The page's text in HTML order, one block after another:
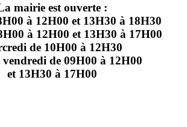
mairie est ouverte :
à 12H00 et 13H30 à 18H30
à 12H00 et 13H30 à 17H00
de 10H00 à 12H30
vendredi de 09H00 à 12H00
et 13H30 à 17H00